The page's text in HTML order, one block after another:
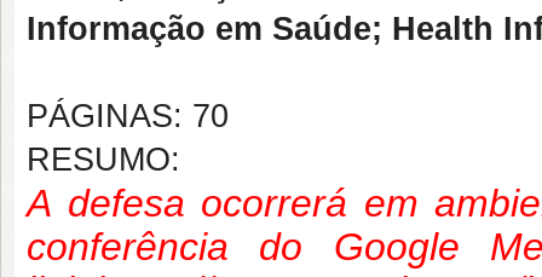
Informação em Saúde; Health
PÁGINAS: 70
RESUMO:
A defesa ocorrerá em
conferência do Google